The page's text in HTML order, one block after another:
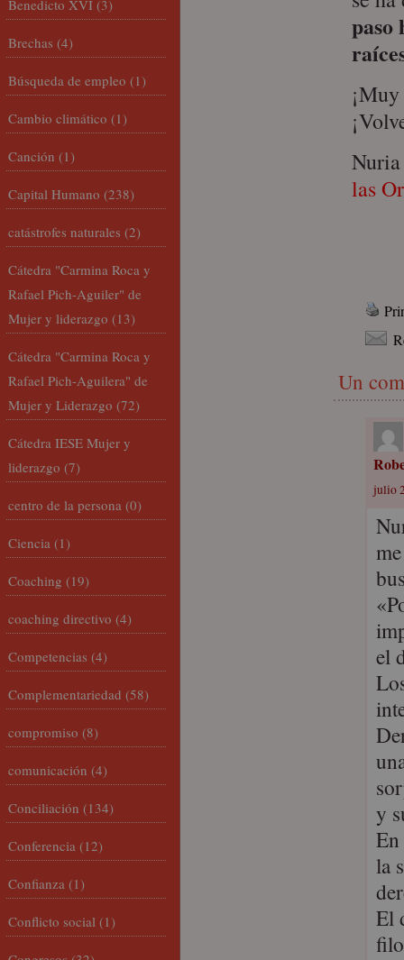
paso
las
Un
julio
el
y
la
El
Benedicto XVI (3)
Brechas (4)
Búsqueda de empleo (1)
Cambio climático (1)
Canción (1)
Capital Humano (238)
catástrofes naturales (2)
Cátedra "Carmina Roca y
Rafael Pich-Aguiler" de
Mujer y liderazgo (13)
Cátedra "Carmina Roca y
Rafael Pich-Aguilera" de
Mujer y Liderazgo (72)
Cátedra IESE Mujer y
liderazgo (7)
centro de la persona (0)
Ciencia (1)
Coaching (19)
coaching directivo (4)
Competencias (4)
Complementariedad (58)
compromiso (8)
comunicación (4)
Conciliación (134)
Conferencia (12)
Confianza (1)
Conflicto social (1)